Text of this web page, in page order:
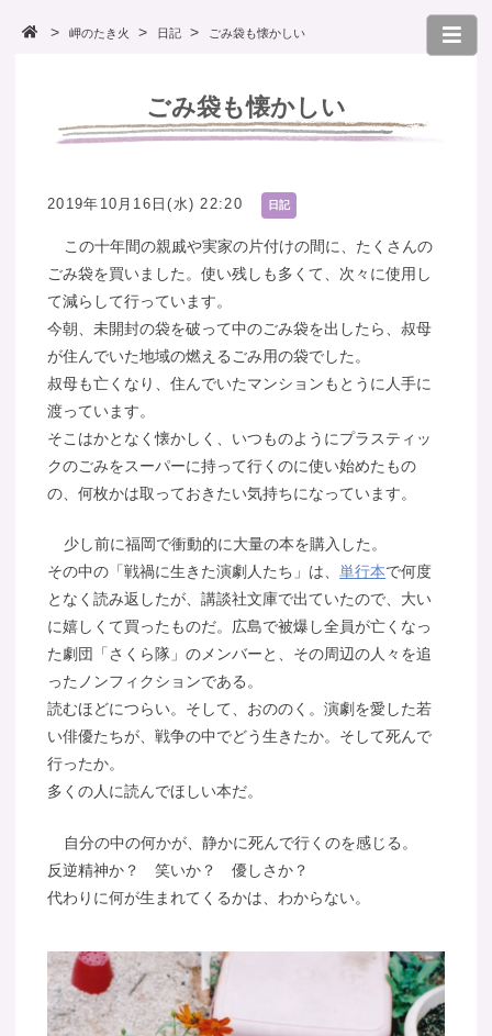
岬のたき火 日記 ごみ袋も懐かしい
ごみ袋も懐かしい
2019年10月16日(水) 22:20 日記
この十年間の親戚や実家の片付けの間に、たくさんの
ごみ袋を買いました。使い残しも多くて、次々に使用し
て減らして行っています。
今朝、未開封の袋を破って中のごみ袋を出したら、叔母
が住んでいた地域の燃えるごみ用の袋でした。
叔母も亡くなり、住んでいたマンションもとうに人手に
渡っています。
そこはかとなく懐かしく、いつものようにプラスティッ
クのごみをスーパーに持って行くのに使い始めたもの
の、何枚かは取っておきたい気持ちになっています。
少し前に福岡で衝動的に大量の本を購入した。
その中の「戦禍に生きた演劇人たち」は、単行本で何度
となく読み返したが、講談社文庫で出ていたので、大い
に嬉しくて買ったものだ。広島で被爆し全員が亡くなっ
た劇団「さくら隊」のメンバーと、その周辺の人々を追
ったノンフィクションである。
読むほどにつらい。そして、おののく。演劇を愛した若
い俳優たちが、戦争の中でどう生きたか。そして死んで
行ったか。
多くの人に読んでほしい本だ。
自分の中の何かが、静かに死んで行くのを感じる。
反逆精神か？ 笑いか？ 優しさか？
代わりに何が生まれてくるかは、わからない。